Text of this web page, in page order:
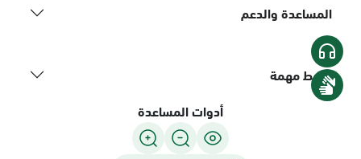
المساعدة والدعم
روابط مهمة
أدوات المساعدة